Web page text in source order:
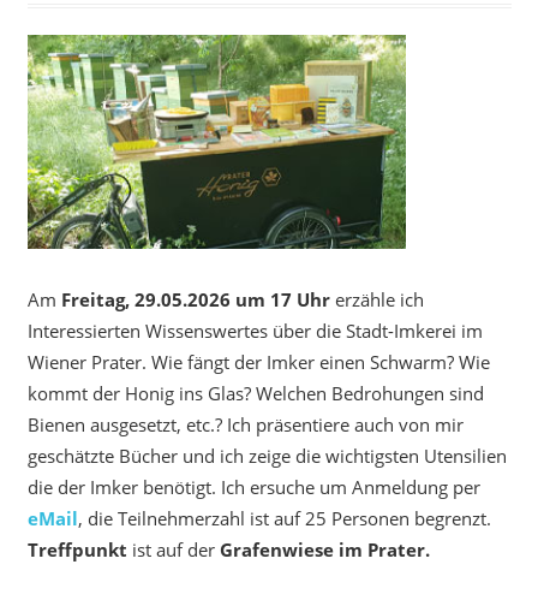
Am Freitag, 29.05.2026 um 17 Uhrerzähle ich
Interessierten Wissenswertes über die Stadt-Imkerei im
Wiener Prater. Wie fängt der Imker einen Schwarm? Wie
kommt der Honig ins Glas? Welchen Bedrohungen sind
Bienen ausgesetzt, etc.? Ich präsentiere auch von mir
geschätzte Bücher und ich zeige die wichtigsten Utensilien
die der Imker benötigt. Ich ersuche um Anmeldung per
eMail, die Teilnehmerzahl ist auf 25 Personen begrenzt.
Treffpunkt ist auf der Grafenwiese im Prater.